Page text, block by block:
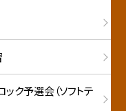
ク予選会（ソフトテ